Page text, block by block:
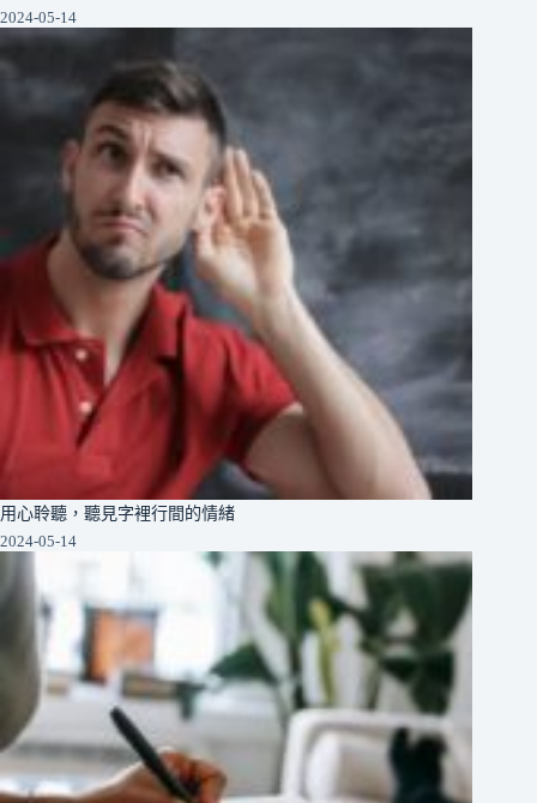
2024-05-14
用心聆聽，聽見字裡行間的情緒
2024-05-14